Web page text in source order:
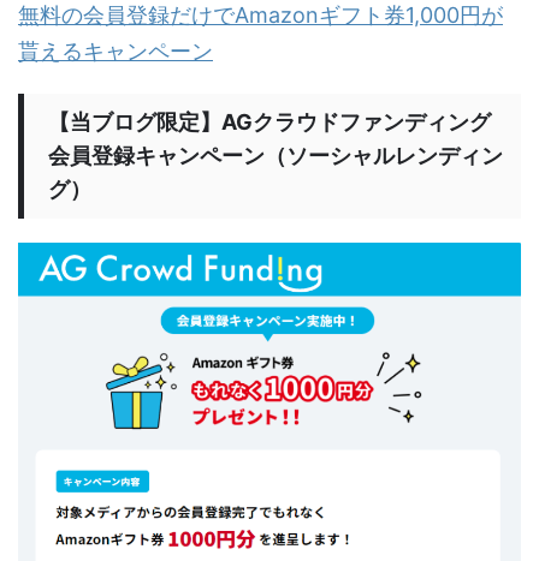
無料の会員登録だけでAmazonギフト券1,000円が
貰えるキャンペーン
【当ブログ限定】AGクラウドファンディング
会員登録キャンペーン（ソーシャルレンディン
グ）